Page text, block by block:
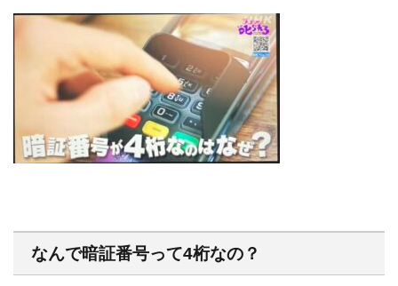
なんで暗証番号って4桁なの？